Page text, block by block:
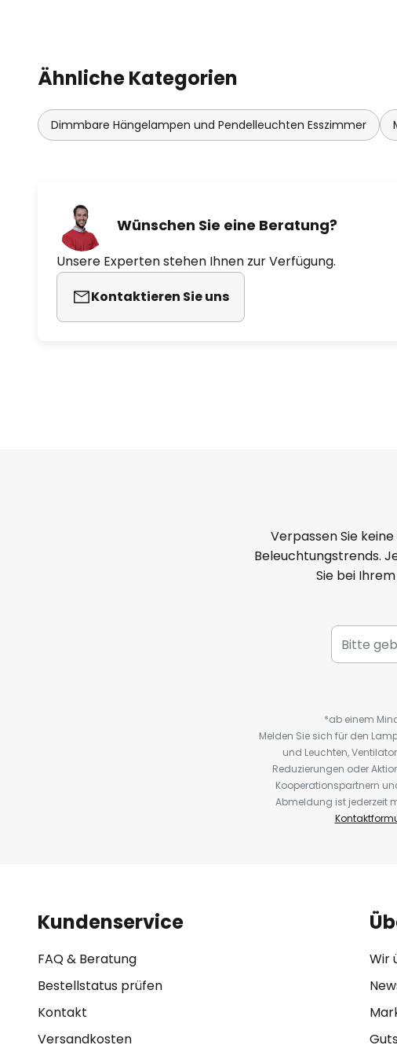
Ähnliche Kategorien
Dimmbare Hängelampen und Pendelleuchten Esszimmer
Wünschen Sie eine Beratung?
Unsere Experten stehen Ihnen zur Verfügung.
Kontaktieren Sie uns
Verpassen Sie
Beleuchtungstrends.
Sie bei
*ab einem
Melden Sie sich für den
und Leuchten,
Reduzierungen oder
Kooperationspartnern
Abmeldung ist jederzeit
Kundenservice
FAQ & Beratung
Bestellstatus prüfen
Kontakt
Versandkosten
Wir